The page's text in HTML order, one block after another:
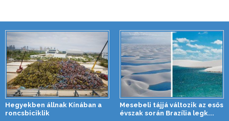
Hegyekben állnak Kínában a
roncsbiciklik
Mesebeli tájjá változik az esős
évszak során Brazília legk...